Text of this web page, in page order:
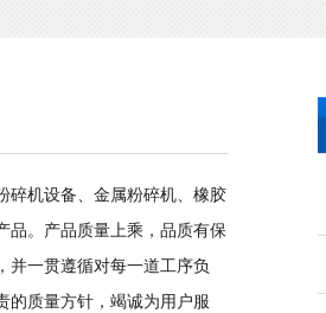
碎机设备、金属粉碎机、橡胶
品。产品质量上乘，品质有保
并一贯遵循对每一道工序负
的质量方针，竭诚为用户服